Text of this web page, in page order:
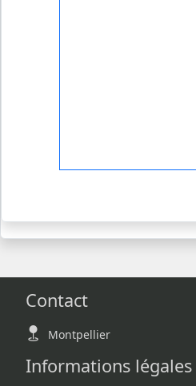
Contact
Montpellier
Informations légales